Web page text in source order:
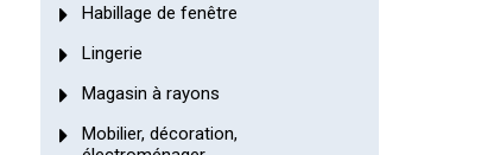
Habillage de fenêtre
Lingerie
Magasin à rayons
Mobilier, décoration,